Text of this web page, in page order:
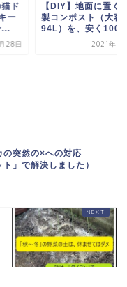
ド
ー
...
28日
【DIY】地面に置く
製コンポスト（大容
94L）を、安く
2021年8
の突然の×への対応
ト」で解決しました）